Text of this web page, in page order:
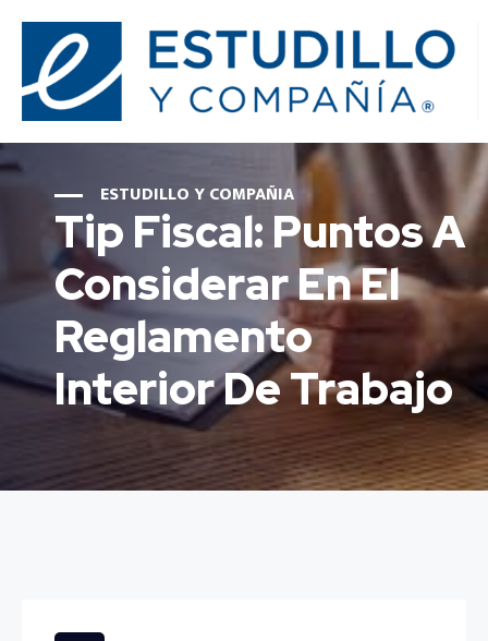
ESTUDILLO Y COMPAÑIA
Tip Fiscal: Puntos A
Considerar En El
Reglamento
Interior De Trabajo